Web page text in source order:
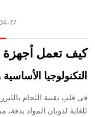
17
كيف تعمل أجهزة
التكنولوجيا الأساسية
في قلب تقنية اللحام
للغاية لذوبان المواد